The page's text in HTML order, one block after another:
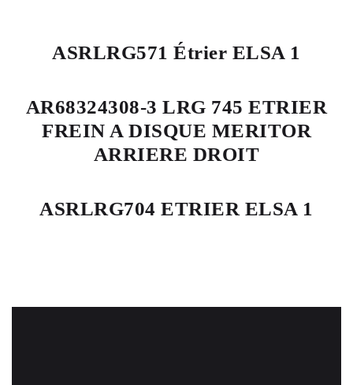
ASRLRG571 Étrier ELSA 1
AR68324308-3 LRG 745 ETRIER
FREIN A DISQUE MERITOR
ARRIERE DROIT
ASRLRG704 ETRIER ELSA 1